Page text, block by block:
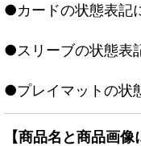
●カードの状態表記
●スリーブの状態表
●プレイマットの状
【商品名と商品画像